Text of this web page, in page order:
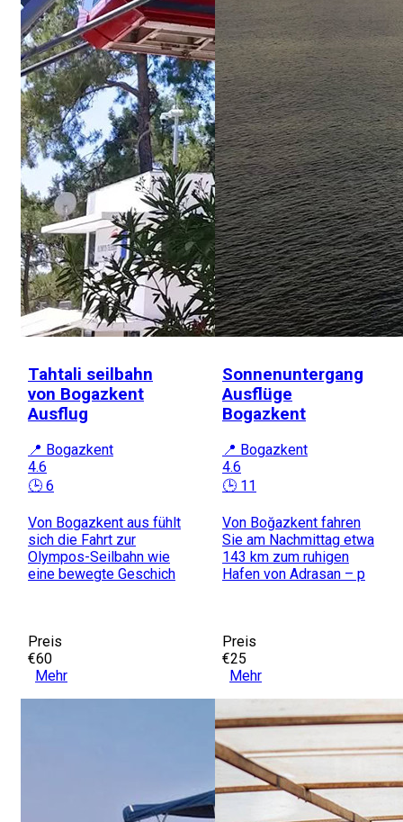
Tahtali seilbahn
von Bogazkent
Ausflug
📍 Bogazkent
4.6
🕒 6
Von Bogazkent aus fühlt
sich die Fahrt zur
Olympos-Seilbahn wie
eine bewegte Geschich
Preis
€60
Mehr
Sonnenuntergang
Ausflüge
Bogazkent
📍 Bogazkent
4.6
🕒 11
Von Boğazkent fahren
Sie am Nachmittag etwa
143 km zum ruhigen
Hafen von Adrasan – p
Preis
€25
Mehr